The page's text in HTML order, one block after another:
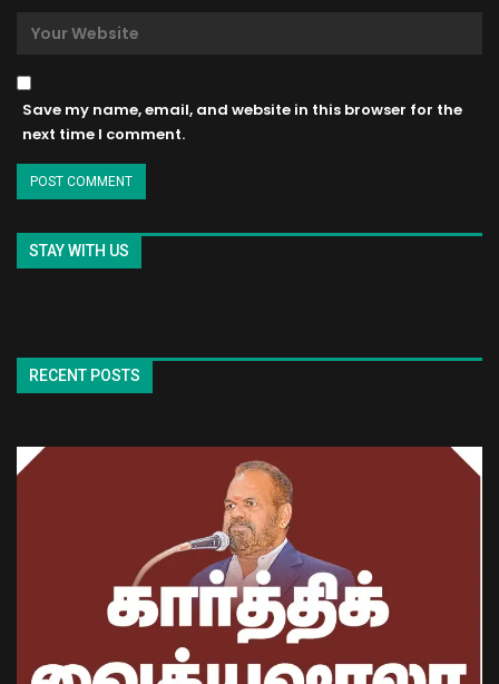
Save my name, email, and website in this browser for the
next time I comment.
STAY WITH US
RECENT POSTS